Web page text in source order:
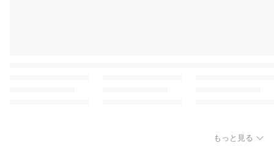
もっと見る